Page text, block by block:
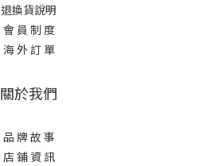
退換貨說明
會 員 制 度
海 外 訂 單
關於我們
品 牌 故 事
店 鋪 資 訊